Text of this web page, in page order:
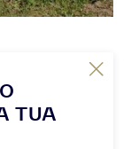
TUA